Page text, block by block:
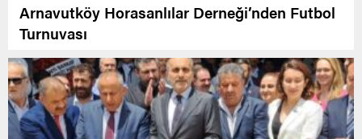
Arnavutköy Horasanlılar Derneği’nden Futbol
Turnuvası